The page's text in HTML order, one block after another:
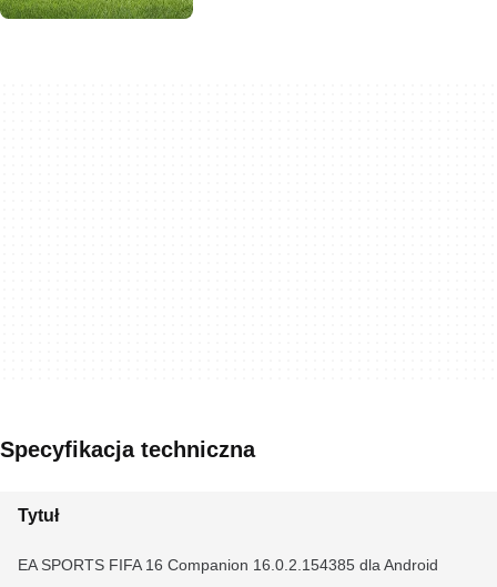
Specyfikacja techniczna
Tytuł
EA SPORTS FIFA 16 Companion 16.0.2.154385 dla Android